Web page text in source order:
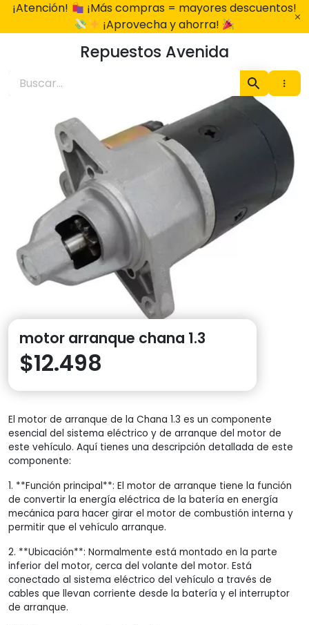
¡Atención!
¡Más compras = mayores descuentos!
¡Aprovecha y ahorra!
Repuestos Avenida
motor arranque chana 1.3
$12.498
El motor de arranque de la Chana 1.3 es un componente
esencial del sistema eléctrico y de arranque del motor de
este vehículo. Aquí tienes una descripción detallada de este
componente:
1. **Función principal**: El motor de arranque tiene la función
de convertir la energía eléctrica de la batería en energía
mecánica para hacer girar el motor de combustión interna y
permitir que el vehículo arranque.
2. **Ubicación**: Normalmente está montado en la parte
inferior del motor, cerca del volante del motor. Está
conectado al sistema eléctrico del vehículo a través de
cables que llevan corriente desde la batería y el interruptor
de arranque.